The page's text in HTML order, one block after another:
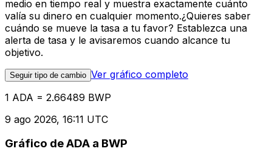
medio en tiempo real y muestra exactamente cuánto
valía su dinero en cualquier momento.¿Quieres saber
cuándo se mueve la tasa a tu favor? Establezca una
alerta de tasa y le avisaremos cuando alcance tu
objetivo.
Seguir tipo de cambio Ver gráfico completo
1 ADA = 2.66489 BWP
9 ago 2026, 16:11 UTC
Gráfico de ADA a BWP